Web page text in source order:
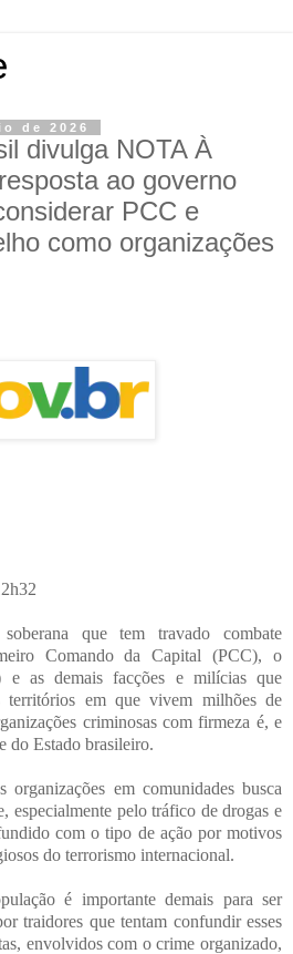
de 2026
divulga NOTA À
ao governo
PCC e
como organizações
que tem travado combate
Comando da Capital (PCC), o
e as demais facções e milícias que
territórios em que vivem milhões de
criminosas com firmeza é, e
do Estado brasileiro.
organizações em comunidades busca
especialmente pelo tráfico de drogas e
com o tipo de ação por motivos
do terrorismo internacional.
é importante demais para ser
traidores que tentam confundir esses
envolvidos com o crime organizado,